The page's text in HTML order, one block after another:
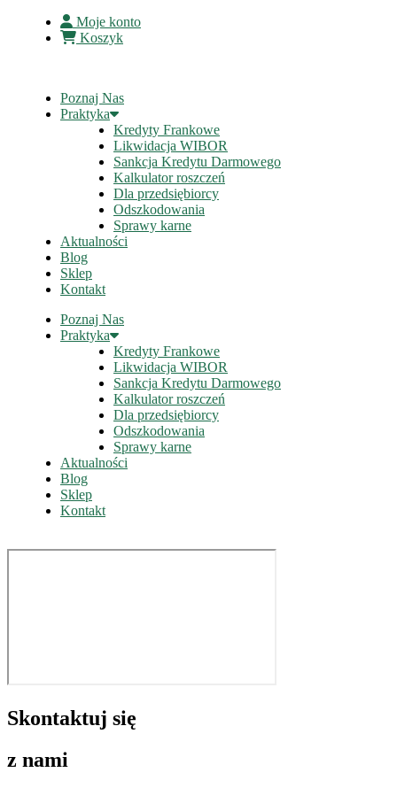
Moje konto
Koszyk
Poznaj Nas
Praktyka
Kredyty Frankowe
Likwidacja WIBOR
Sankcja Kredytu Darmowego
Kalkulator roszczeń
Dla przedsiębiorcy
Odszkodowania
Sprawy karne
Aktualności
Blog
Sklep
Kontakt
Poznaj Nas
Praktyka
Kredyty Frankowe
Likwidacja WIBOR
Sankcja Kredytu Darmowego
Kalkulator roszczeń
Dla przedsiębiorcy
Odszkodowania
Sprawy karne
Aktualności
Blog
Sklep
Kontakt
Skontaktuj się
z nami